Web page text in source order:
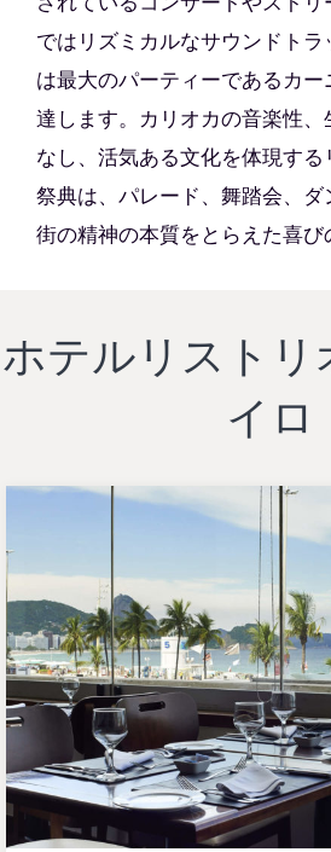
ではリズミカルなサウンドト
は最大のパーティーであるカ
達します。カリオカの音楽性、
なし、活気ある文化を体現す
祭典は、パレード、舞踏会、
街の精神の本質をとらえた喜び
ホテルリストリ
イロ